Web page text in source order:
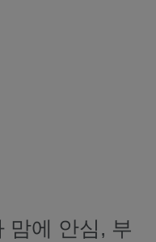
맘에 안심, 부